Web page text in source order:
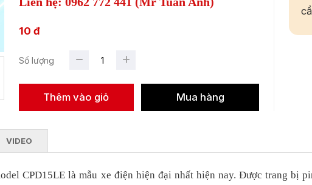
10 đ
Số lượng
VIDEO
CPD15LE là mẫu xe điện hiện đại nhất hiện nay. Được trang bị